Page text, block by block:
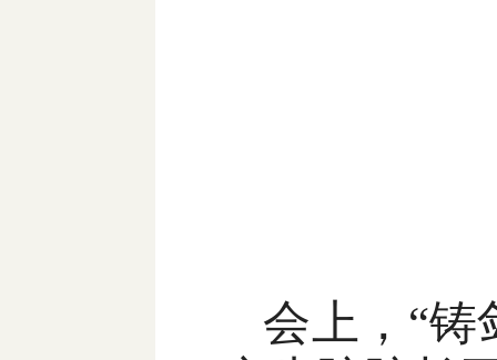
会上，“铸